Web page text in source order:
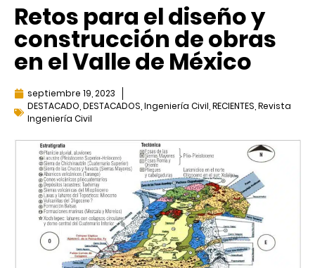
Retos para el diseño y
construcción de obras
en el Valle de México
septiembre 19, 2023
DESTACADO DESTACADOS Ingeniería Civil RECIENTES Revista
Ingeniería Civil